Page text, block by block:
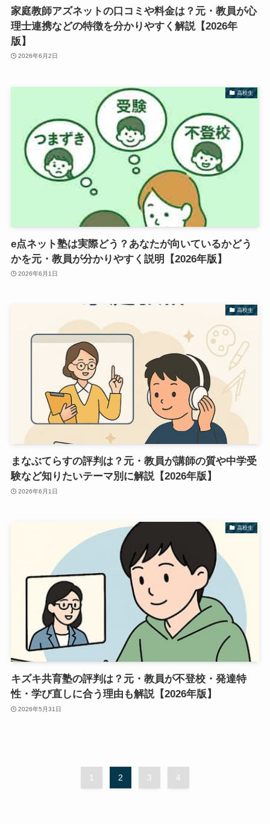
家庭教師アズネットの口コミや料金は？元・教員が心
理士連携などの特徴を分かりやすく解説【2026年
版】
2026年6月2日
高校生
e点ネット塾は実際どう？あなたが向いているかどう
かを元・教員が分かりやすく説明【2026年版】
2026年6月1日
高校生
まなぶてらすの評判は？元・教員が講師の質や中学受
験など知りたいテーマ別に解説【2026年版】
2026年6月1日
高校生
キズキ共育塾の評判は？元・教員が不登校・発達特
性・学び直しに合う理由も解説【2026年版】
2026年5月31日
1 2 3 4